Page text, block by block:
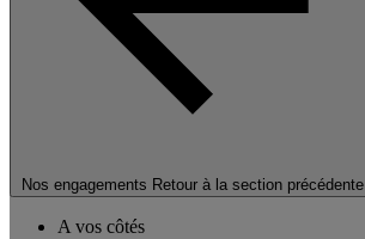
Nos engagements Retour à la section précédente
A vos côtés